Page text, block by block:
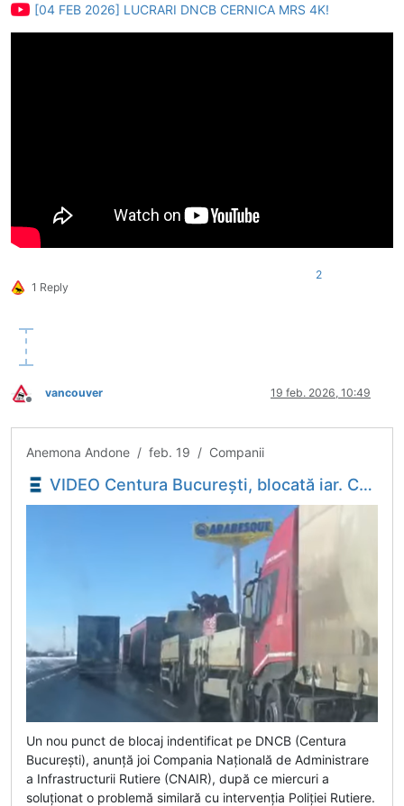
[04 FEB 2026] LUCRARI DNCB CERNICA MRS 4K!
1 Reply
2
Deconectat
vancouver 19 feb. 2026, 10:49
Anemona Andone / feb. 19 / Companii
VIDEO Centura București, blocată iar. CNAIR acuză autotrenuri cu destinația Arabesque. Miercuri au fost autocamioane Sameday - Economica.net
Un nou punct de blocaj indentificat pe DNCB (Centura
București), anunță joi Compania Națională de Administrare
a Infrastructurii Rutiere (CNAIR), după ce miercuri a
soluționat o problemă similară cu intervenția Poliției Rutiere.